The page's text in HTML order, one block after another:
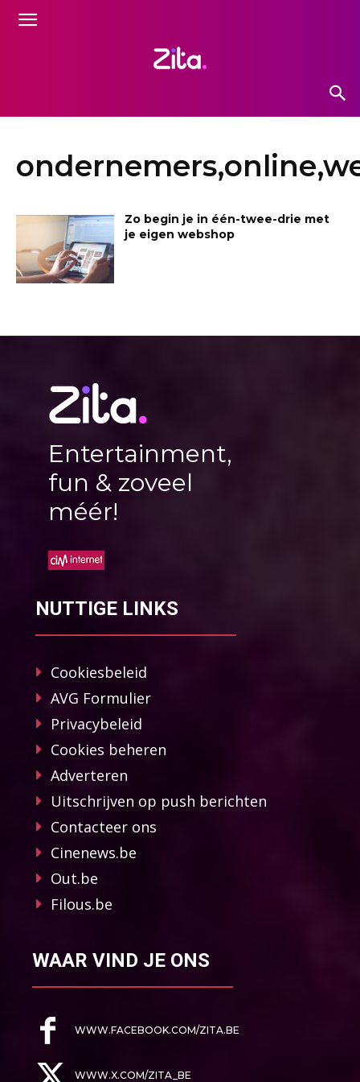
Zo begin je in één-twee-drie met
je eigen webshop
Entertainment,
fun & zoveel
méér!
NUTTIGE LINKS
Cookiesbeleid
AVG Formulier
Privacybeleid
Cookies beheren
Adverteren
Uitschrijven op push berichten
Contacteer ons
Cinenews.be
Out.be
Filous.be
WAAR VIND JE ONS
WWW.FACEBOOK.COM/ZITA.BE
WWW.X.COM/ZITA_BE